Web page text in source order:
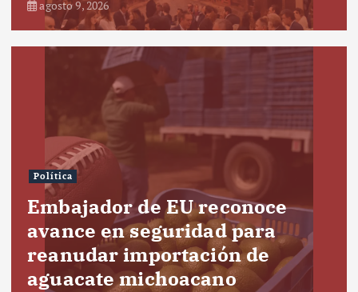
agosto 9, 2026
Política
Embajador de EU reconoce
avance en seguridad para
reanudar importación de
aguacate michoacano